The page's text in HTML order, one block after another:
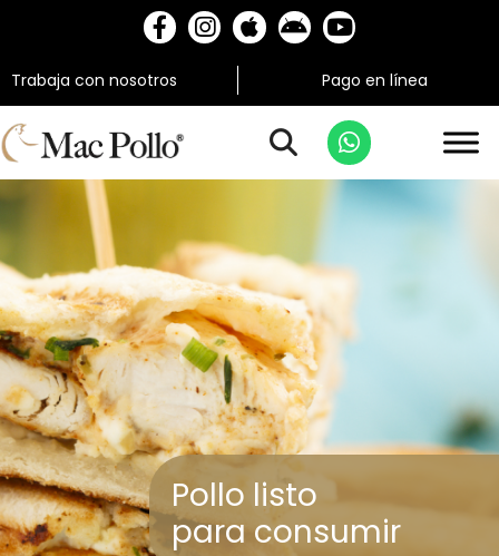
Trabaja con nosotros Pago en línea
Pollo listo
para consumir